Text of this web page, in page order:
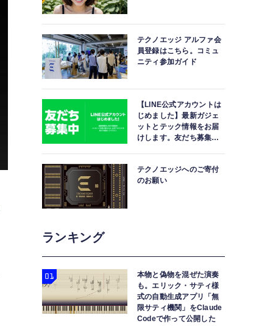
テクノエッジ アルファ会
員登録はこちら。コミュ
ニティ参加ガイド
【LINE公式アカウントは
じめました】最新ガジェ
ットとテック情報をお届
けします。友だち募集
テクノエッジへのご寄付
のお願い
ランキング
本物と偽物を混ぜた演奏
も。エリック・サティ様
式の自動生成アプリ「無
限サティ機関」をClaude
Codeで作って公開した